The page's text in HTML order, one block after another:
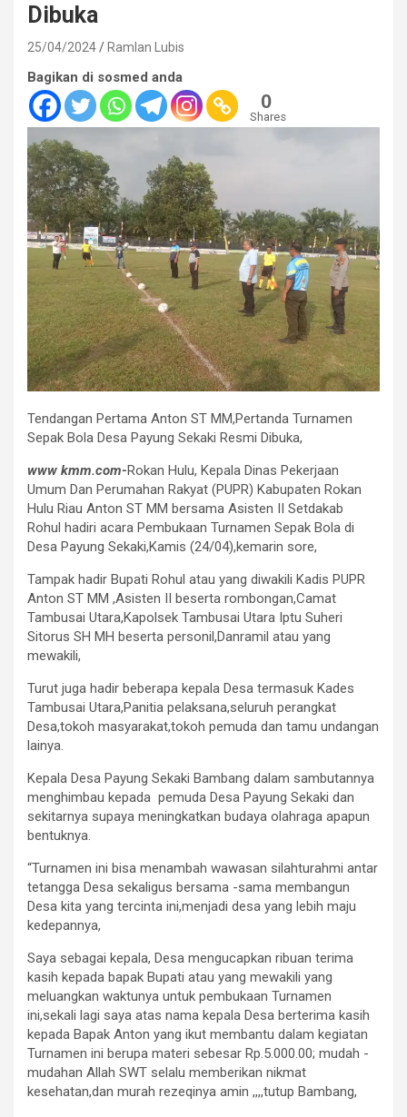
Dibuka
25/04/2024 Ramlan Lubis
Bagikan di sosmed anda
0
Shares
Tendangan Pertama Anton ST MM,Pertanda Turnamen
Sepak Bola Desa Payung Sekaki Resmi Dibuka,
www kmm.com-Rokan Hulu, Kepala Dinas Pekerjaan
Umum Dan Perumahan Rakyat (PUPR) Kabupaten Rokan
Hulu Riau Anton ST MM bersama Asisten II Setdakab
Rohul hadiri acara Pembukaan Turnamen Sepak Bola di
Desa Payung Sekaki,Kamis (24/04),kemarin sore,
Tampak hadir Bupati Rohul atau yang diwakili Kadis PUPR
Anton ST MM ,Asisten II beserta rombongan,Camat
Tambusai Utara,Kapolsek Tambusai Utara Iptu Suheri
Sitorus SH MH beserta personil,Danramil atau yang
mewakili,
Turut juga hadir beberapa kepala Desa termasuk Kades
Tambusai Utara,Panitia pelaksana,seluruh perangkat
Desa,tokoh masyarakat,tokoh pemuda dan tamu undangan
lainya.
Kepala Desa Payung Sekaki Bambang dalam sambutannya
menghimbau kepada pemuda Desa Payung Sekaki dan
sekitarnya supaya meningkatkan budaya olahraga apapun
bentuknya.
“Turnamen ini bisa menambah wawasan silahturahmi antar
tetangga Desa sekaligus bersama -sama membangun
Desa kita yang tercinta ini,menjadi desa yang lebih maju
kedepannya,
Saya sebagai kepala, Desa mengucapkan ribuan terima
kasih kepada bapak Bupati atau yang mewakili yang
meluangkan waktunya untuk pembukaan Turnamen
ini,sekali lagi saya atas nama kepala Desa berterima kasih
kepada Bapak Anton yang ikut membantu dalam kegiatan
Turnamen ini berupa materi sebesar Rp.5.000.00; mudah -
mudahan Allah SWT selalu memberikan nikmat
kesehatan,dan murah rezeqinya amin ,,,,tutup Bambang,